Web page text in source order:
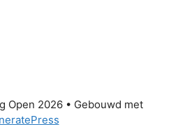
Open 2026• Gebouwd met